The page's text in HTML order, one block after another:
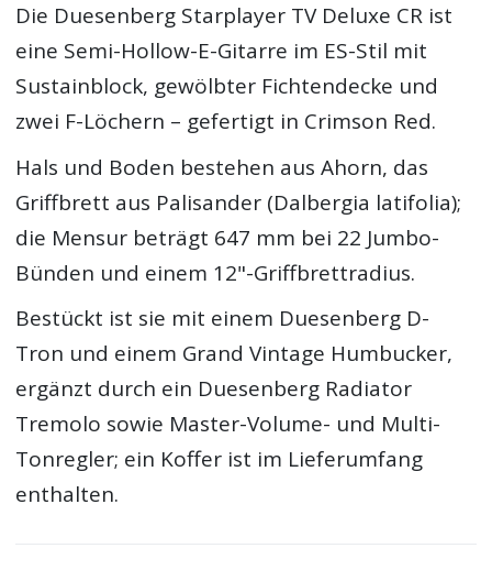
Die Duesenberg Starplayer TV Deluxe CR ist
eine Semi-Hollow-E-Gitarre im ES-Stil mit
Sustainblock, gewölbter Fichtendecke und
zwei F-Löchern – gefertigt in Crimson Red.
Hals und Boden bestehen aus Ahorn, das
Griffbrett aus Palisander (Dalbergia latifolia);
die Mensur beträgt 647 mm bei 22 Jumbo-
Bünden und einem 12"-Griffbrettradius.
Bestückt ist sie mit einem Duesenberg D-
Tron und einem Grand Vintage Humbucker,
ergänzt durch ein Duesenberg Radiator
Tremolo sowie Master-Volume- und Multi-
Tonregler; ein Koffer ist im Lieferumfang
enthalten.